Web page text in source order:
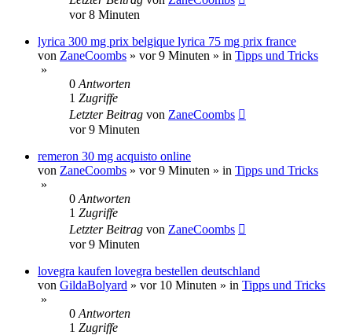
vor 8 Minuten
lyrica 300 mg prix belgique lyrica 75 mg prix france
von ZaneCoombs » vor 9 Minuten » in Tipps und Tricks
»
0 Antworten
1 Zugriffe
Letzter Beitrag von ZaneCoombs
vor 9 Minuten
remeron 30 mg acquisto online
von ZaneCoombs » vor 9 Minuten » in Tipps und Tricks
»
0 Antworten
1 Zugriffe
Letzter Beitrag von ZaneCoombs
vor 9 Minuten
lovegra kaufen lovegra bestellen deutschland
von GildaBolyard » vor 10 Minuten » in Tipps und Tricks
»
0 Antworten
1 Zugriffe